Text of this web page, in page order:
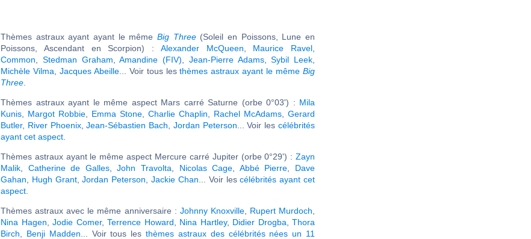
Thèmes astraux ayant ayant le même Big Three(Soleil en Poissons, Lune en
Poissons, Ascendant en Scorpion) : Alexander McQueen Maurice Ravel
Common
Stedman Graham ,Amandine (FIV) Jean-Pierre Adams,Sybil Leek
Michèle Vilma
Jacques Abeille... Voir tous lesthèmes astraux ayant le mêmeBig
Three
Thèmes astraux ayant le même aspect Mars carré Saturne (orbe 0°03') : Mila
Kunis
Margot Robbie Emma Stone Charlie Chaplin Rachel McAdams
Gerard
Butler, River Phoenix,Jean-Sébastien Bach Jordan Peterson ... Voir lescélébrités
ayant cet aspect
Thèmes astraux ayant le même aspect Mercure carré Jupiter (orbe 0°29') : Zayn
Malik
Catherine de Galles,John Travolta Nicolas Cage Abbé Pierre
Dave
Gahan
Hugh Grant,Jordan Peterson ,Jackie Chan ... Voir lescélébrités ayant cet
aspect
Thèmes astraux avec le même anniversaire : Johnny Knoxville, Rupert Murdoch
Nina Hagen
Jodie Comer, Terrence Howard Nina Hartley, Didier Drogba
Thora
Birch
Benji Madden ... Voir tous lesthèmes astraux des célébrités nées un 11